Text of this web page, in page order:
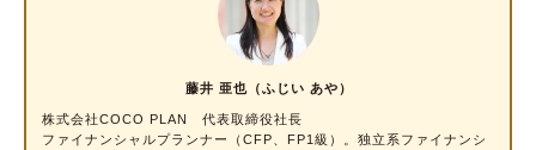
私的年金を活用する
個人年金保険に加入する
資産運用をする
60歳以降も働く
藤井 亜也（ふじい あや）
株式会社COCO PLAN 代表取締役社長
ファイナンシャルプランナー
（CFP、FP1級）。独立系ファイナンシ